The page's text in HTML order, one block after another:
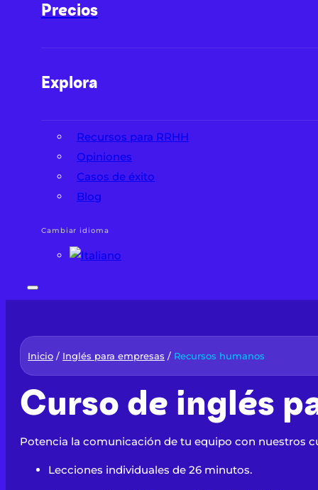
Precios
Explora
Recursos para RRHH
Opiniones
Casos de éxito
Blog
Cambiar idioma
Inicio / Inglés para empresas / Recursos humanos
Curso de inglés
Potencia la comunicación de tu equipo con nuestros
Lecciones individuales de 26 minutos.